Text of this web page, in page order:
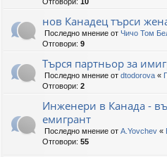
нов Канадец търси
Последно мнение от Чичо Том
Отговори: 9
Търся партньор за
Последно мнение от dtodorova «
Отговори: 2
Инженери в Канада -
емигрант
Последно мнение от A.Yovchev «
Отговори: 55